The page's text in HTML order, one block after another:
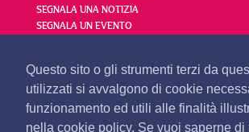
Questo sito o gli strumenti terzi da
utilizzati si avvalgono di cookie
funzionamento ed utili alle finalità
nella cookie policy. Se vuoi saperne di
SEGNALA UNA NOTIZIA
SEGNALA UN EVENTO
redazione@olbianotizie.it